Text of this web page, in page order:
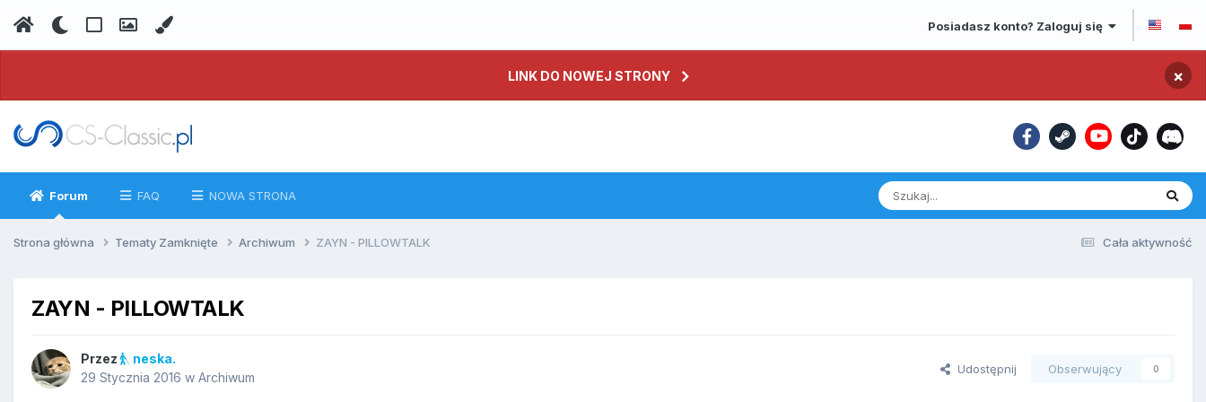
Posiadasz konto? Zaloguj się
LINK DO NOWEJ STRONY ×
Forum FAQ NOWA STRONA
Cała aktywność
Strona główna Tematy Zamknięte Archiwum ZAYN - PILLOWTALK
ZAYN - PILLOWTALK
Przez
neska.
29 Stycznia 2016 w Archiwum
Udostępnij Obserwujący 0